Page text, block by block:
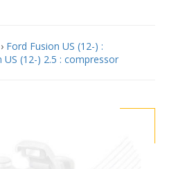
› Ford Fusion US (12-) :
US (12-) 2.5 : compressor